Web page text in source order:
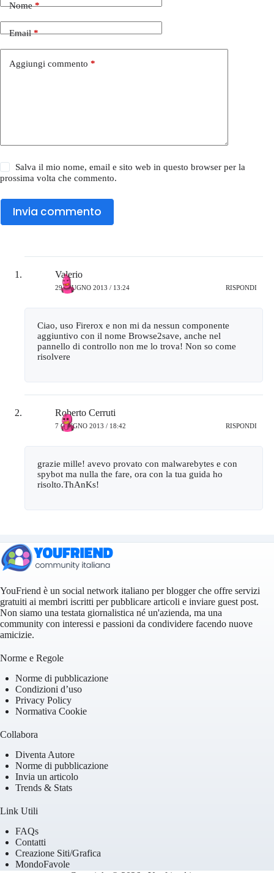
Nome*
Email*
Aggiungi commento *
Salva il mio nome, email e sito web in questo browser per la
prossima volta che commento.
Invia commento
Valerio
29 GIUGNO 2013 / 13:24 RISPONDI
Ciao, uso Firerox e non mi da nessun componente
aggiuntivo con il nome Browse2save, anche nel
pannello di controllo non me lo trova! Non so come
risolvere
Roberto Cerruti
7 GIUGNO 2013 / 18:42 RISPONDI
grazie mille! avevo provato con malwarebytes e con
spybot ma nulla the fare, ora con la tua guida ho
risolto.ThAnKs!
YouFriend è un social network italiano per blogger che offre servizi
gratuiti ai membri iscritti per pubblicare articoli e inviare guest post.
Non siamo una testata giornalistica né un'azienda, ma una
community con interessi e passioni da condividere facendo nuove
amicizie.
Norme e Regole
Norme di pubblicazione
Condizioni d’uso
Privacy Policy
Normativa Cookie
Collabora
Diventa Autore
Norme di pubblicazione
Invia un articolo
Trends & Stats
Link Utili
FAQs
Contatti
Creazione Siti/Grafica
MondoFavole